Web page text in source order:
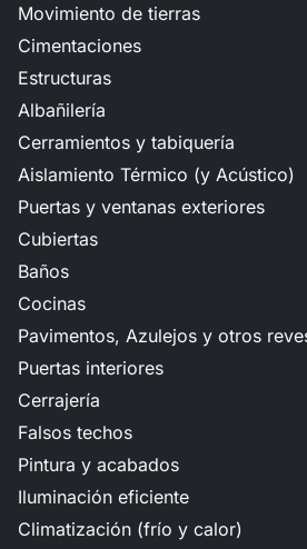
Movimiento de tierras
Cimentaciones
Estructuras
Albañilería
Cerramientos y tabiquería
Aislamiento Térmico (y Acústico)
Puertas y ventanas exteriores
Cubiertas
Baños
Cocinas
Pavimentos, Azulejos y otros
Puertas interiores
Cerrajería
Falsos techos
Pintura y acabados
Iluminación eficiente
Climatización (frío y calor)